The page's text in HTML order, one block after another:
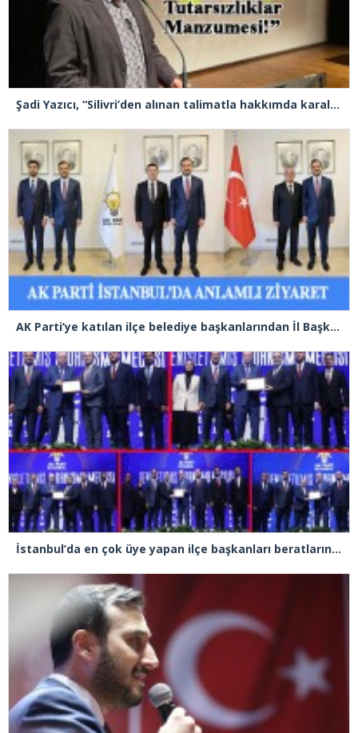
Şadi Yazıcı, “Silivri’den alınan talimatla hakkımda karalama kampanyası yürütülüyor”
AK Parti’ye katılan ilçe belediye başkanlarından İl Başkanı Özdemir’e ziyaret
İstanbul’da en çok üye yapan ilçe başkanları beratlarını Cumhurbaşkanı Erdoğan’ın elinden aldı